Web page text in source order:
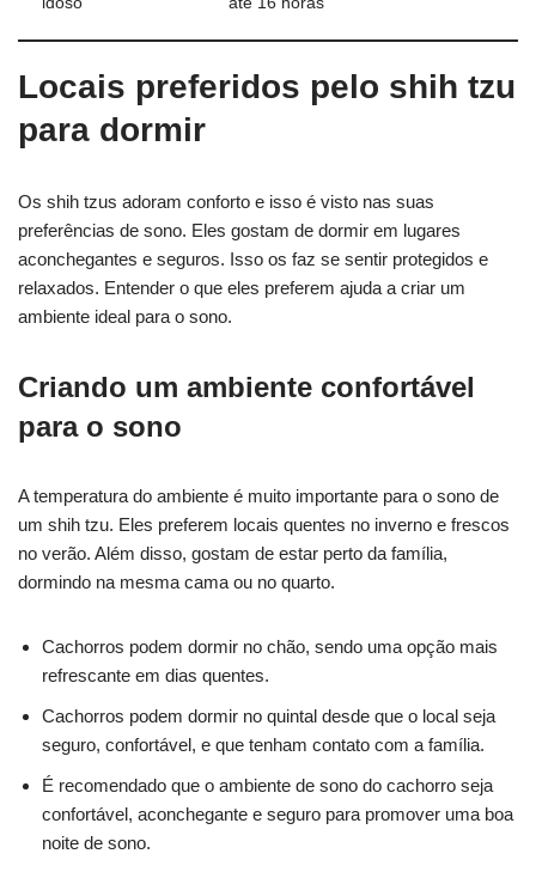
Locais preferidos pelo shih tzu
para dormir
Os shih tzus adoram conforto e isso é visto nas suas
preferências de sono. Eles gostam de dormir em lugares
aconchegantes e seguros. Isso os faz se sentir protegidos e
relaxados. Entender o que eles preferem ajuda a criar um
ambiente ideal para o sono.
Criando um ambiente confortável
para o sono
A temperatura do ambiente é muito importante para o sono de
um shih tzu. Eles preferem locais quentes no inverno e frescos
no verão. Além disso, gostam de estar perto da família,
dormindo na mesma cama ou no quarto.
Cachorros podem dormir no chão, sendo uma opção mais
refrescante em dias quentes.
Cachorros podem dormir no quintal desde que o local seja
seguro, confortável, e que tenham contato com a família.
É recomendado que o ambiente de sono do cachorro seja
confortável, aconchegante e seguro para promover uma boa
noite de sono.